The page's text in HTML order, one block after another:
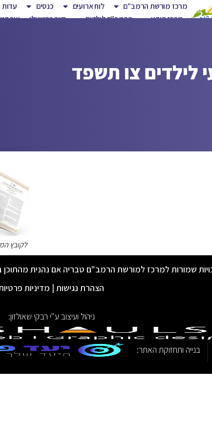
מרכז מורשת הרמב"ם לוח ארועים כנסים עדות
מרכז הידע
הרמב"ם לילדים סיור וירטואלי צור
לילדים צו תשפד
לקובץ
שמורות למרכז למורשת הרמב"ם טבריה אם נהנית
הצהרת נגישות | מדיניות
ניהול ועיצוב ע"י רבקי שאולזון:
בנייה ותחזוקת האתר: